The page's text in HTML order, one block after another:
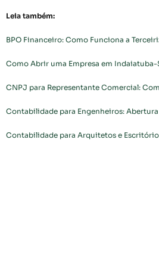
Leia também:
BPO Financeiro: Como Funciona a
Como Abrir uma Empresa em Indaiatuba-
CNPJ para Representante Comercial:
Contabilidade para Engenheiros:
Contabilidade para Arquitetos e